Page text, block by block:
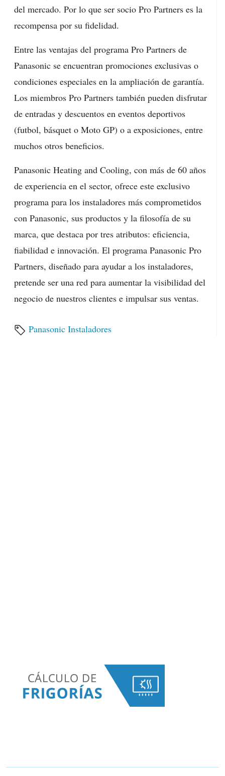
del mercado. Por lo que ser socio Pro Partners es la
recompensa por su fidelidad.
Entre las ventajas del programa Pro Partners de
Panasonic se encuentran promociones exclusivas o
condiciones especiales en la ampliación de garantía.
Los miembros Pro Partners también pueden disfrutar
de entradas y descuentos en eventos deportivos
(futbol, básquet o Moto GP) o a exposiciones, entre
muchos otros beneficios.
Panasonic Heating and Cooling, con más de 60 años
de experiencia en el sector, ofrece este exclusivo
programa para los instaladores más comprometidos
con Panasonic, sus productos y la filosofía de su
marca, que destaca por tres atributos: eficiencia,
fiabilidad e innovación. El programa Panasonic Pro
Partners, diseñado para ayudar a los instaladores,
pretende ser una red para aumentar la visibilidad del
negocio de nuestros clientes e impulsar sus ventas.
Panasonic Instaladores